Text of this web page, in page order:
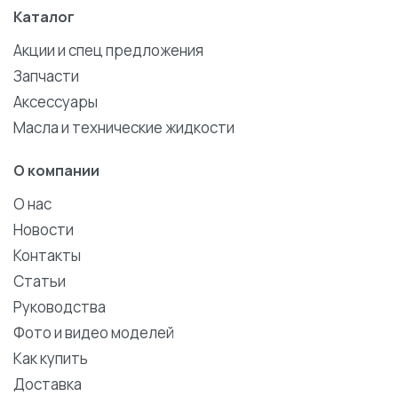
Каталог
Акции и спец предложения
Запчасти
Аксессуары
Масла и технические жидкости
О компании
О нас
Новости
Контакты
Статьи
Руководства
Фото и видео моделей
Как купить
Доставка